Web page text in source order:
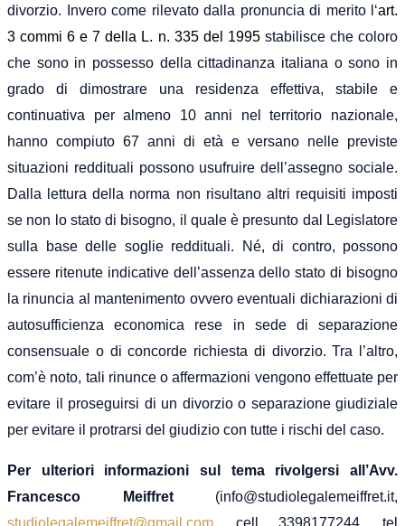
divorzio. Invero come rilevato dalla pronuncia di merito l ‘art.
3 commi 6 e 7 della L. n. 335 del 1995stabilisce checoloro
che sono in possesso della cittadinanza italiana o sono in
grado di dimostrare una residenza effettiva, stabile e
continuativa per almeno 10 anni nel territorio nazionale,
hanno compiuto 67 anni di età e versano nelle previste
situazioni reddituali possono usufruire dell’assegno sociale.
Dalla lettura della norma non risultano altri requisiti imposti
se non lo stato di bisogno, il qualeè presunto dal Legislatore
sulla base delle soglie reddituali. Né, di contro, possono
essere ritenute indicative dell’assenza dello stato di bisogno
la rinuncia al mantenimento ovvero eventuali dichiarazioni di
autosufficienza economica rese in sede di separazione
consensuale o di concorde richiesta di divorzio.Tra l’altro,
com’è noto, tali rinunce o affermazioni vengono effettuateper
evitare il proseguirsi di un divorzio o separazione giudiziale
per evitare il protrarsi del giudizio con tutte i rischi del caso.
Per ulteriori informazioni sul tema rivolgersi all’Avv.
Francesco Meiffret (info@studiolegalemeiffret.it,
studiolegalemeiffret@gmail.com , cell 3398177244, tel